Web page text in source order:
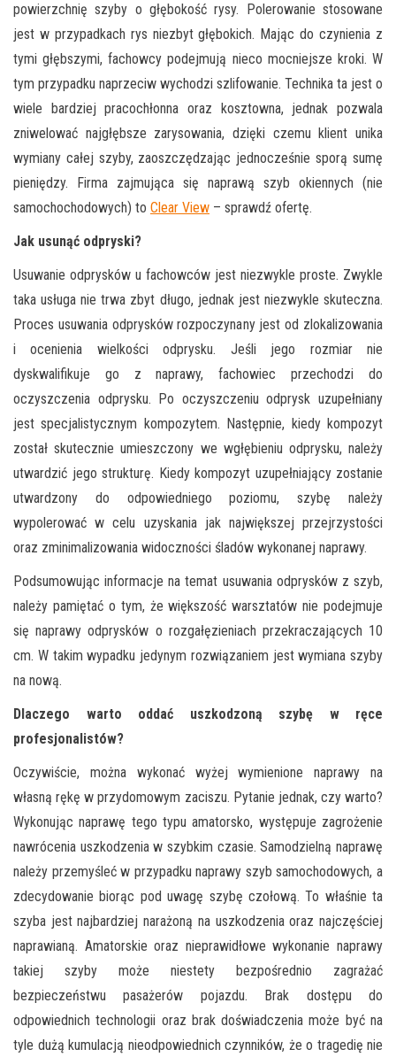
powierzchnię szyby o głębokość rysy. Polerowanie stosowane
jest w przypadkach rys niezbyt głębokich. Mając do czynienia z
tymi głębszymi, fachowcy podejmują nieco mocniejsze kroki. W
tym przypadku naprzeciw wychodzi szlifowanie. Technika ta jest o
wiele bardziej pracochłonna oraz kosztowna, jednak pozwala
zniwelować najgłębsze zarysowania, dzięki czemu klient unika
wymiany całej szyby, zaoszczędzając jednocześnie sporą sumę
pieniędzy. Firma zajmująca się naprawą szyb okiennych (nie
samochochodowych) to Clear View – sprawdź ofertę.
Jak usunąć odpryski?
Usuwanie odprysków u fachowców jest niezwykle proste. Zwykle
taka usługa nie trwa zbyt długo, jednak jest niezwykle skuteczna.
Proces usuwania odprysków rozpoczynany jest od zlokalizowania
i ocenienia wielkości odprysku. Jeśli jego rozmiar nie
dyskwalifikuje go z naprawy, fachowiec przechodzi do
oczyszczenia odprysku. Po oczyszczeniu odprysk uzupełniany
jest specjalistycznym kompozytem. Następnie, kiedy kompozyt
został skutecznie umieszczony we wgłębieniu odprysku, należy
utwardzić jego strukturę. Kiedy kompozyt uzupełniający zostanie
utwardzony do odpowiedniego poziomu, szybę należy
wypolerować w celu uzyskania jak największej przejrzystości
oraz zminimalizowania widoczności śladów wykonanej naprawy.
Podsumowując informacje na temat usuwania odprysków z szyb,
należy pamiętać o tym, że większość warsztatów nie podejmuje
się naprawy odprysków o rozgałęzieniach przekraczających 10
cm. W takim wypadku jedynym rozwiązaniem jest wymiana szyby
na nową.
Dlaczego warto oddać uszkodzoną szybę w ręce
profesjonalistów?
Oczywiście, można wykonać wyżej wymienione naprawy na
własną rękę w przydomowym zaciszu. Pytanie jednak, czy warto?
Wykonując naprawę tego typu amatorsko, występuje zagrożenie
nawrócenia uszkodzenia w szybkim czasie. Samodzielną naprawę
należy przemyśleć w przypadku naprawy szyb samochodowych, a
zdecydowanie biorąc pod uwagę szybę czołową. To właśnie ta
szyba jest najbardziej narażoną na uszkodzenia oraz najczęściej
naprawianą. Amatorskie oraz nieprawidłowe wykonanie naprawy
takiej szyby może niestety bezpośrednio zagrażać
bezpieczeństwu pasażerów pojazdu. Brak dostępu do
odpowiednich technologii oraz brak doświadczenia może być na
tyle dużą kumulacją nieodpowiednich czynników, że o tragedię nie